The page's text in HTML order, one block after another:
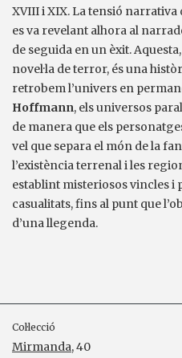
XVIII i XIX. La tensió narrativa
es va revelant alhora al
de seguida en un èxit.
novel·la de terror, és una
retrobem l’univers en
Hoffmann, els universos
de manera que els
vel que separa el món de la
l’existència terrenal i les
establint misteriosos vincles i
casualitats, fins al punt que
d’una llegenda.
Col·lecció
Mirmanda, 40